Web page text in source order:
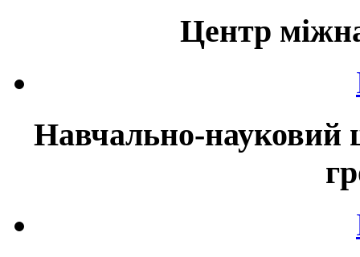
Центр
Навчально-науковий